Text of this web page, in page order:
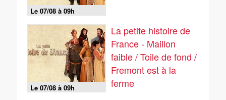
Le 07/08 à 09h
Le 07/08 à 09h
La petite histoire de
France - Maillon
faible / Toile de fond /
Fremont est à la
ferme